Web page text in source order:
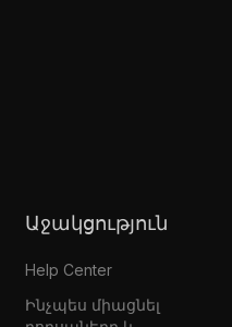
Աջակցություն
Help Center
Ինչպես միացնել